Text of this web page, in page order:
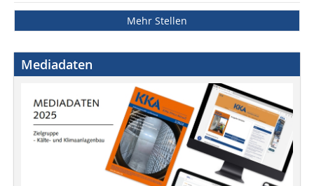
Mehr Stellen
Mediadaten